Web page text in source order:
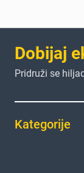
Dobijaj
Pridruži se
Kategorije